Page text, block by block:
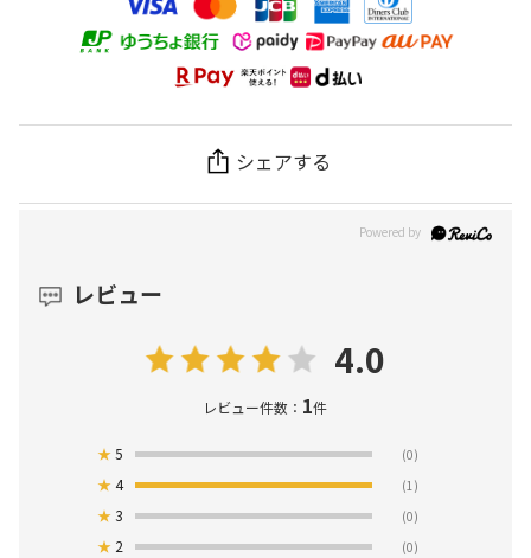
シェアする
レビュー
4.0
レビュー件数： 1件
★5 (0)
★4 (1)
★3 (0)
★ 2 (0)